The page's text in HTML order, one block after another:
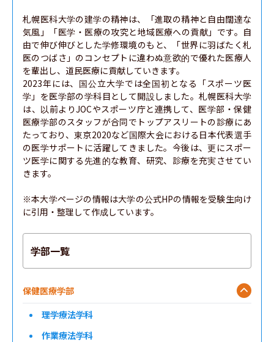
札幌医科大学の建学の精神は、「進取の精神と自由闊達な
気風」「医学・医療の攻究と地域医療への貢献」です。自
由で伸び伸びとした学修環境のもと、「世界に羽ばたく札
医のつばさ」のコンセプトに違わぬ意欲的で優れた医療人
を輩出し、道民医療に貢献していきます。
2023年には、国公立大学では全国初となる「スポーツ医
学」を医学部の学科目として開設しました。札幌医科大学
は、以前よりJOCやスポーツ庁と連携して、医学部・保健
医療学部のスタッフが合同でトップアスリートの診療にあ
たっており、東京2020など国際大会における日本代表選手
の医学サポートに活躍してきました。今後は、更にスポー
ツ医学に関する先進的な教育、研究、診療を充実させてい
きます。
※本大学ページの情報は大学の公式HPの情報を受験生向け
に引用・整理して作成しています。
学部一覧
保健医療学部
理学療法学科
作業療法学科